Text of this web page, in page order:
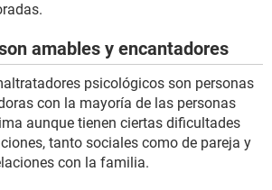
amables y encantadores
psicológicos son personas
con la mayoría de las personas
aunque tienen ciertas dificultades
tanto sociales como de pareja y
con la familia.